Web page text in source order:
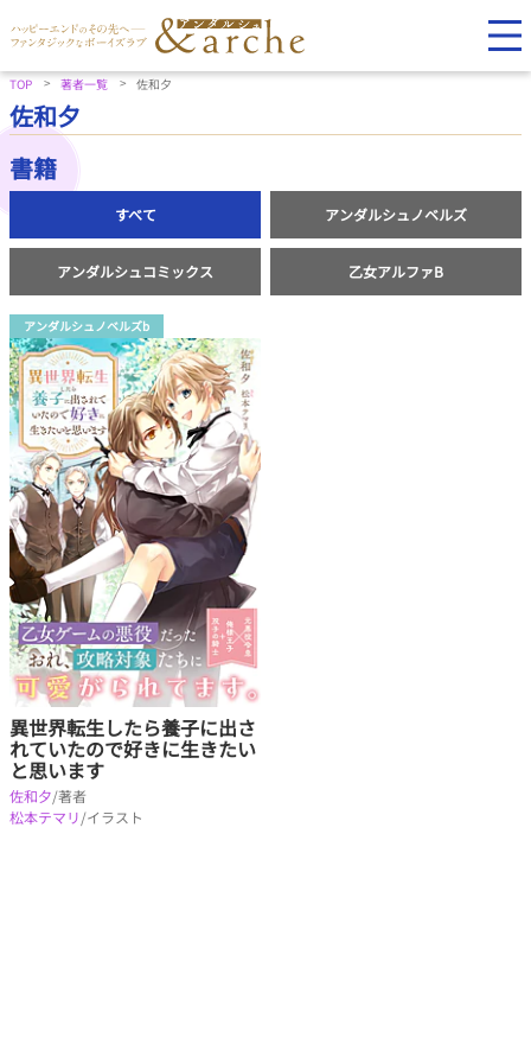
TOP 著者一覧 佐和夕
佐和夕
書籍
すべて アンダルシュノベルズ
アンダルシュコミックス 乙女アルファB
アンダルシュノベルズb
異世界転生したら養子に出さ
れていたので好きに生きたい
と思います
佐和夕/著者
松本テマリ/イラスト